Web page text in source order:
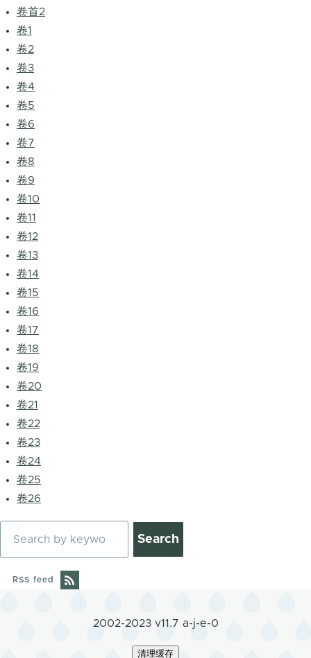
卷首2
卷1
卷2
卷3
卷4
卷5
卷6
卷7
卷8
卷9
卷10
卷11
卷12
卷13
卷14
卷15
卷16
卷17
卷18
卷19
卷20
卷21
卷22
卷23
卷24
卷25
卷26
RSS feed
2002-2023 v11.7 a-j-e-0